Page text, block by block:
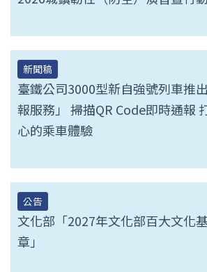
新聞稿
臺鐵公司3000型新自強號列車推
報服務」 掃描QR Code即時通報
心的乘車體驗
公告
文化部「2027年文化部百大文化
章」